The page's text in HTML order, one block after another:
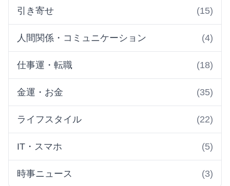
引き寄せ (15)
人間関係・コミュニケーション (4)
仕事運・転職 (18)
金運・お金 (35)
ライフスタイル (22)
IT・スマホ (5)
時事ニュース (3)